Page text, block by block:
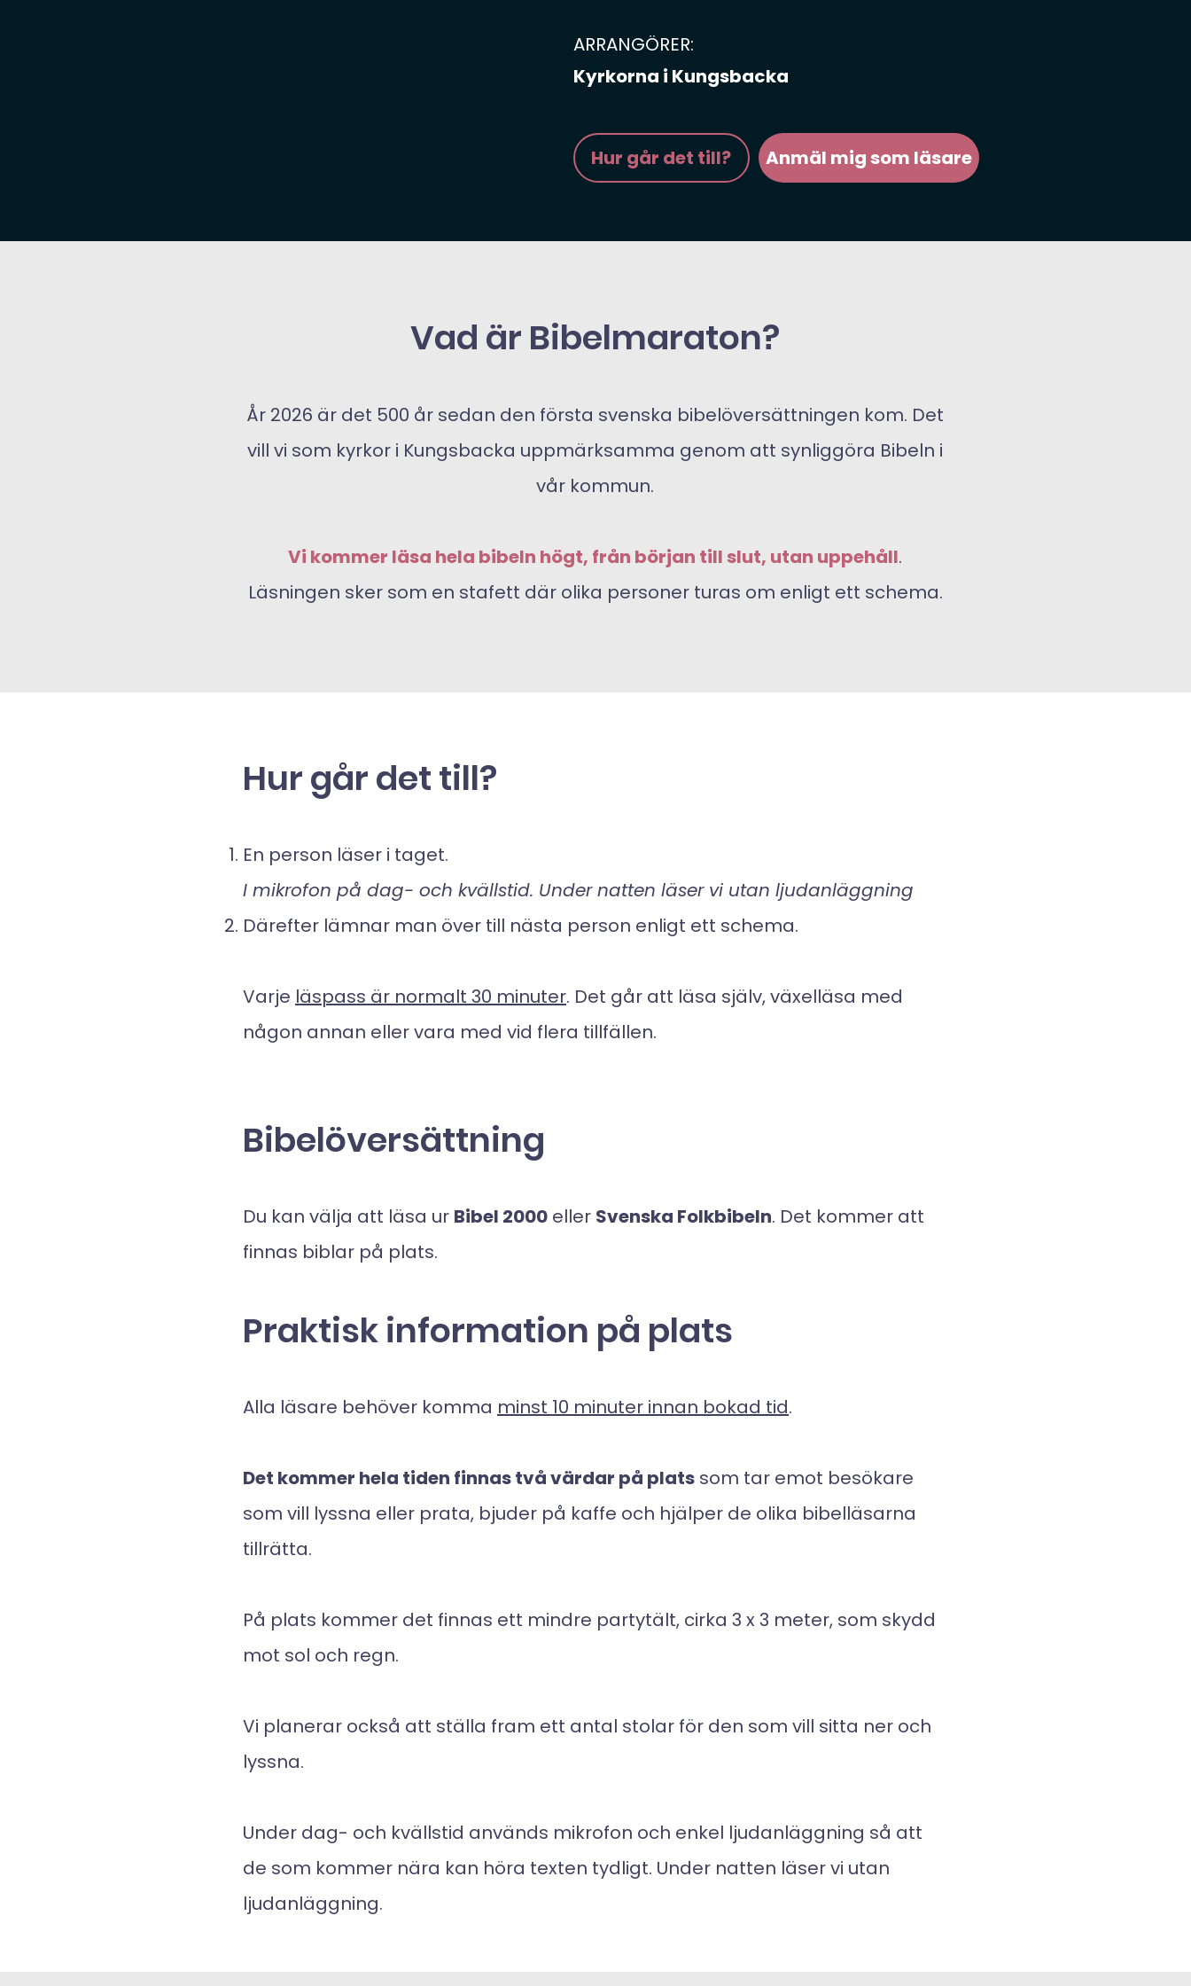
ARRANGÖRER:
Kyrkorna i Kungsbacka
Hur går det till? Anmäl mig som läsare
Vad är Bibelmaraton?
År 2026 är det 500 år sedan den första svenska bibelöversättningen kom. Det
vill vi som kyrkor i Kungsbacka uppmärksamma genom att synliggöra Bibeln i
vår kommun.
Vi kommer läsa hela bibeln högt, från början till slut, utan uppehåll.
Läsningen sker som en stafett där olika personer turas om enligt ett schema.
Hur går det till?
En person läser i taget.
I mikrofon på dag- och kvällstid. Under natten läser vi utan ljudanläggning
Därefter lämnar man över till nästa person enligt ett schema.
Varje läspass är normalt 30 minuter. Det går att läsa själv, växelläsa med
någon annan eller vara med vid flera tillfällen.
Bibelöversättning
Du kan välja att läsa ur Bibel 2000 eller Svenska Folkbibeln. Det kommer att
finnas biblar på plats.
Praktisk information på plats
Alla läsare behöver komma minst 10 minuter innan bokad tid.
Det kommer hela tiden finnas två värdar på plats som tar emot besökare
som vill lyssna eller prata, bjuder på kaffe och hjälper de olika bibelläsarna
tillrätta.
På plats kommer det finnas ett mindre partytält, cirka 3 x 3 meter, som skydd
mot sol och regn.
Vi planerar också att ställa fram ett antal stolar för den som vill sitta ner och
lyssna.
Under dag- och kvällstid används mikrofon och enkel ljudanläggning så att
de som kommer nära kan höra texten tydligt. Under natten läser vi utan
ljudanläggning.